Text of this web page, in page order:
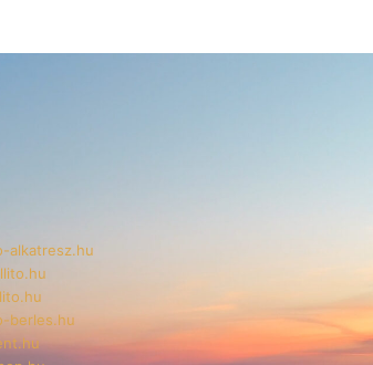
alkatresz.hu
berles.hu